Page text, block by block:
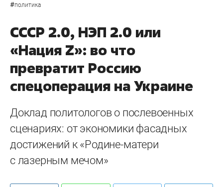
#политика
СССР 2.0, НЭП 2.0 или
«Нация Z»: во что
превратит Россию
спецоперация на Украине
Доклад политологов о послевоенных
сценариях: от экономики фасадных
достижений к «Родине-матери
с лазерным мечом»